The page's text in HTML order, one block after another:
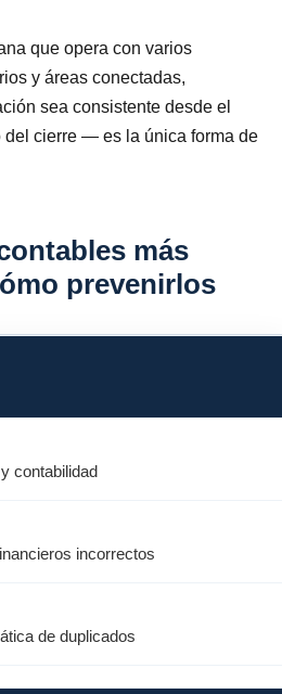
que opera con varios
y áreas conectadas,
sea consistente desde el
cierre — es la única forma de
más
prevenirlos
contabilidad
incorrectos
de duplicados